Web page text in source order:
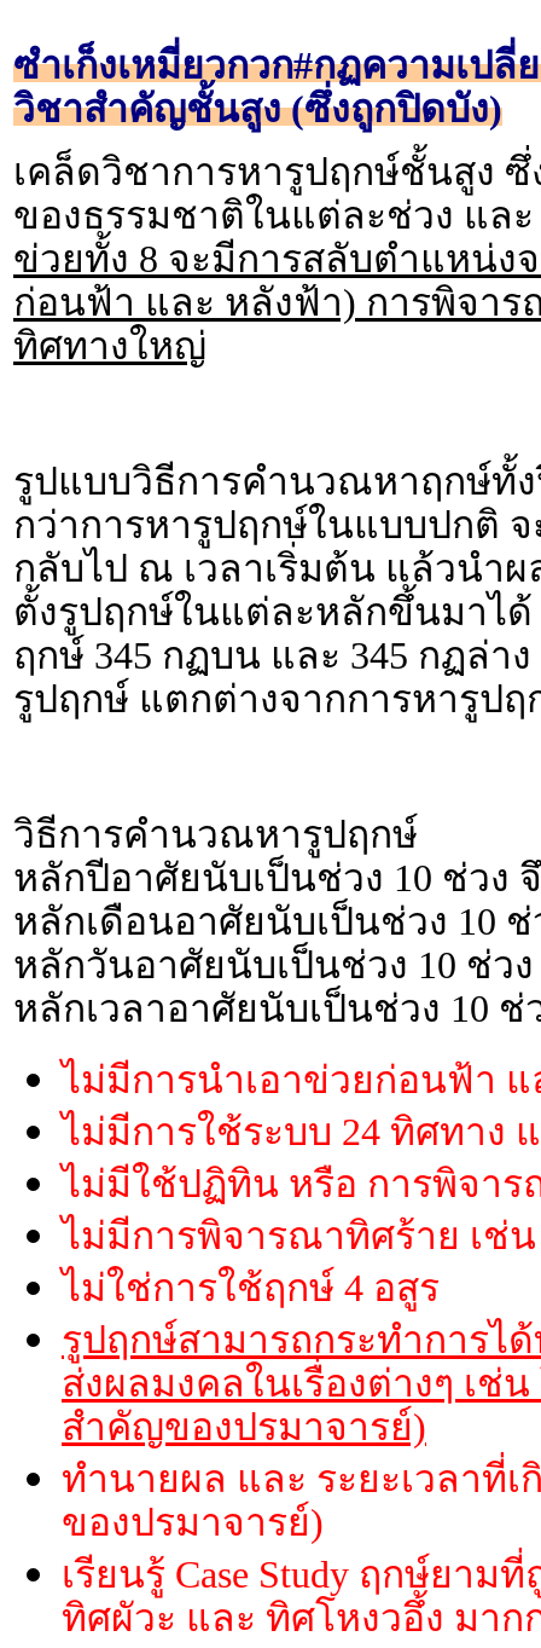
ซำเก็งเหมี่ยวกวก#กฏความเป
วิชาสำคัญชั้นสูง (ซึ่งถูกปิดบัง)
เคล็ดวิชาการหารูปฤกษ์ชั้นสูง
ของธรรมชาติในแต่ละช่วง แล
ข่วยทั้ง 8 จะมีการสลับตำแหน่ง
ก่อนฟ้า และ หลังฟ้า) การพิจา
ทิศทางใหญ่
รูปแบบวิธีการคำนวณหาฤกษ์ทั้
กว่าการหารูปฤกษ์ในแบบปกติ
กลับไป ณ เวลาเริ่มต้น แล้วนำผ
ตั้งรูปฤกษ์ในแต่ละหลักขึ้นมาได้
ฤกษ์ 345 กฏบน และ 345 กฏล่า
รูปฤกษ์ แตกต่างจากการหารูปฤ
วิธีการคำนวณหารูปฤกษ์
หลักปีอาศัยนับเป็นช่วง 10 ช่วง
หลักเดือนอาศัยนับเป็นช่วง 10
หลักวันอาศัยนับเป็นช่วง 10 ช่ว
หลักเวลาอาศัยนับเป็นช่วง 10 ช่
ไม่มีการนำเอาข่วยก่อนฟ้า
ไม่มีการใช้ระบบ 24 ทิศทาง
ไม่มีใช้ปฏิทิน หรือ การพิจา
ไม่มีการพิจารณาทิศร้าย เช่
ไม่ใช่การใช้ฤกษ์ 4 อสูร
รูปฤกษ์สามารถกระทำการไ
ส่งผลมงคลในเรื่องต่างๆ เ
สำคัญของปรมาจารย์)
ทำนายผล และ ระยะเวลาที่
ของปรมาจารย์)
เรียนรู้ Case Study ฤกษ์ยา
ทิศผัวะ และ ทิศโหงวอึ้ง มากก